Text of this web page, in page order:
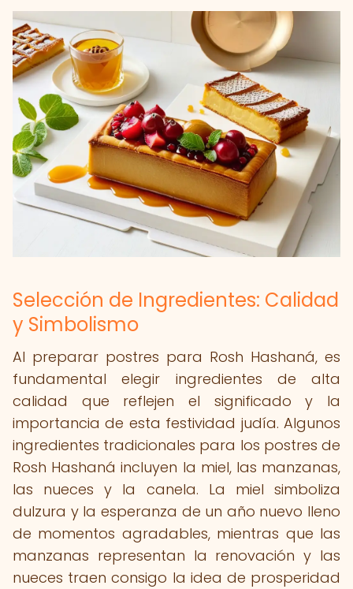
Selección de Ingredientes: Calidad
y Simbolismo
Al preparar postres para Rosh Hashaná, es
fundamental elegir ingredientes de alta
calidad que reflejen el significado y la
importancia de esta festividad judía. Algunos
ingredientes tradicionales para los postres de
Rosh Hashaná incluyen la miel, las manzanas,
las nueces y la canela. La miel simboliza
dulzura y la esperanza de un año nuevo lleno
de momentos agradables, mientras que las
manzanas representan la renovación y las
nueces traen consigo la idea de prosperidad